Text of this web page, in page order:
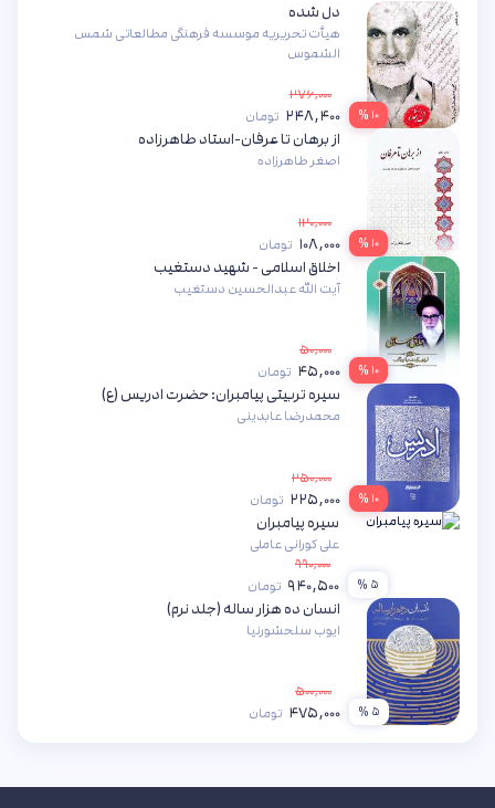
۱۰ %
دل شده
هیأت تحریریه موسسه فرهنگی مطالعاتی شمس
الشموس
۲۷۶,۰۰۰
۲۴۸,۴۰۰ تومان
۱۰ %
از برهان تا عرفان-استاد طاهرزاده
اصغر طاهرزاده
۱۲۰,۰۰۰
۱۰۸,۰۰۰ تومان
۱۰ %
اخلاق اسلامی - شهید دستغیب
آیت الله عبدالحسین دستغیب
۵۰,۰۰۰
۴۵,۰۰۰ تومان
۱۰ %
سیره تربیتی پیامبران: حضرت ادریس (ع)
محمدرضا عابدینی
۲۵۰,۰۰۰
۲۲۵,۰۰۰ تومان
۵ %
سیره پیامبران
علی کورانی عاملی
۹۹۰,۰۰۰
۹۴۰,۵۰۰ تومان
۵ %
انسان ده هزار ساله (جلد نرم)
ایوب سلحشورنیا
۵۰۰,۰۰۰
۴۷۵,۰۰۰ تومان